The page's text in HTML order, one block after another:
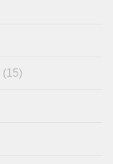
(15)